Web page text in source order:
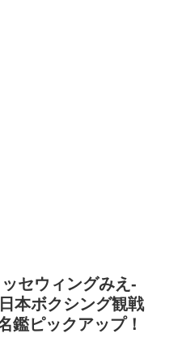
セウィングみえ-
本ボクシング観戦
ピックアップ！